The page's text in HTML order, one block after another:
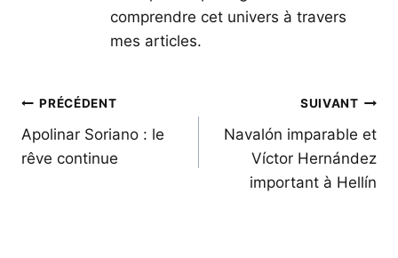
comprendre cet univers à travers
mes articles.
Navigation
de
l’article
PRÉCÉDENT
Apolinar Soriano : le
rêve continue
SUIVANT
Navalón imparable et
Víctor Hernández
important à Hellín